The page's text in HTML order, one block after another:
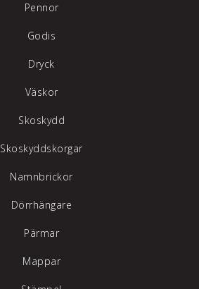
Pennor
Godis
Dryck
Väskor
Skoskydd
Skoskyddskorgar
Namnbrickor
Dörrhängare
Pärmar
Mappar